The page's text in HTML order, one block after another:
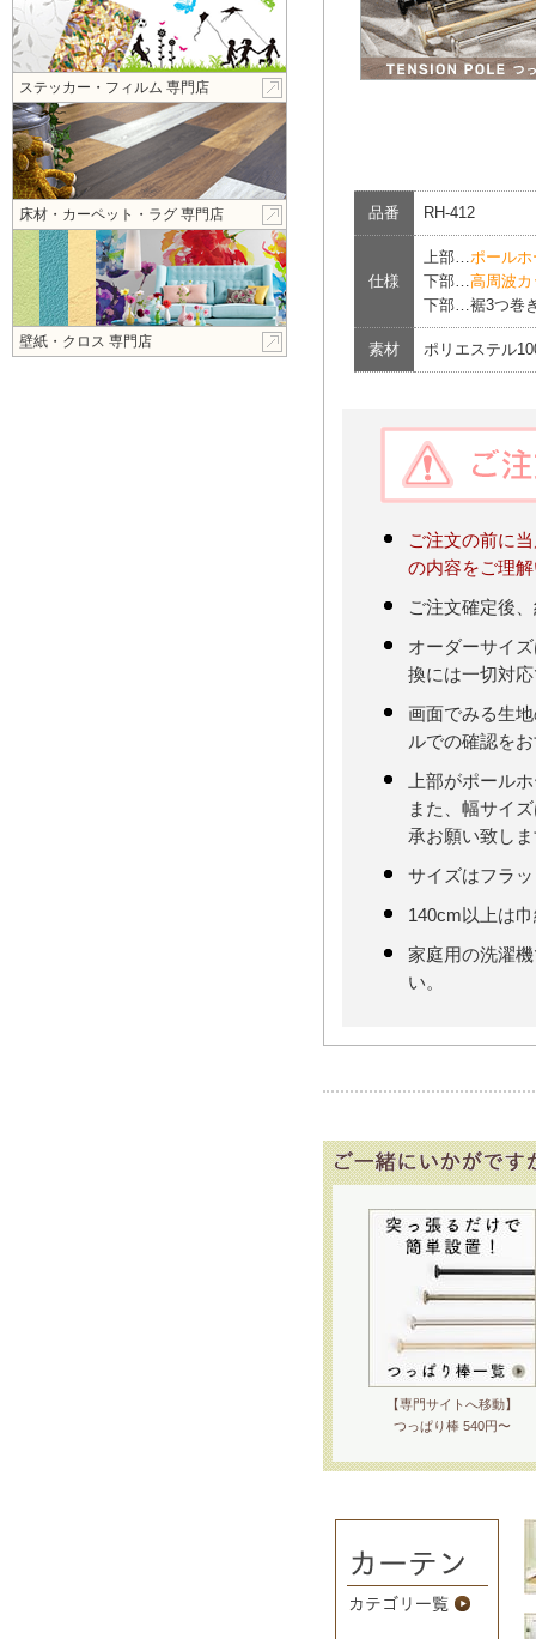
品番 RH-412
仕様
上部… ポール
下部… 高周波
下部…裾3つ巻
素材 ポリエステル
ご注文の前に
の内容をご理
ご注文確定後
オーダーサイ
換には一切対
画面でみる生
ルでの確認を
上部がポール
また、幅サイ
承お願い致し
サイズはフラ
140cm以上は
家庭用の洗濯
い。
【専門サイトへ移動】
つっぱり棒 540円〜
ステッカー・フィルム 専門店
床材・カーペット・ラグ 専門店
壁紙・クロス 専門店